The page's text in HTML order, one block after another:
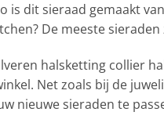
is dit sieraad gemaakt
De meeste
halsketting collier
Net zoals bij de
nieuwe sieraden te